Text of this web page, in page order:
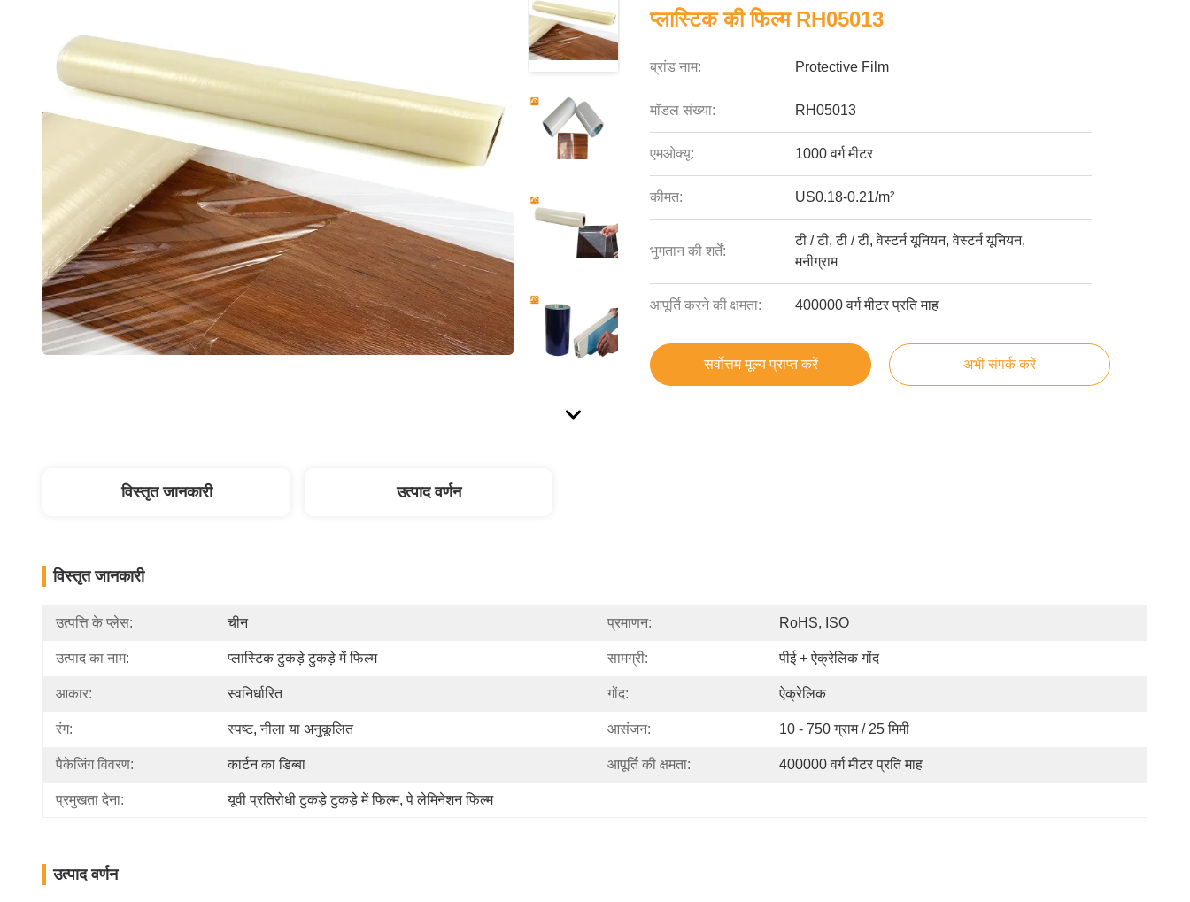
प्लास्टिक की फिल्म RH05013
ब्रांड नाम: Protective Film
मॉडल संख्या: RH05013
एमओक्यू: 1000 वर्ग मीटर
कीमत: US0.18-0.21/m²
भुगतान की शर्तें:
टी / टी, टी / टी, वेस्टर्न यूनियन, वेस्टर्न यूनियन,
मनीग्राम
आपूर्ति करने की क्षमता: 400000 वर्ग मीटर प्रति माह
सर्वोत्तम मूल्य प्राप्त करें अभी संपर्क करें
विस्तृत जानकारी उत्पाद वर्णन
विस्तृत जानकारी
उत्पत्ति के प्लेस: चीन प्रमाणन: RoHS, ISO
उत्पाद का नाम: प्लास्टिक टुकड़े टुकड़े में फिल्म सामग्री: पीई + ऐक्रेलिक गोंद
आकार: स्वनिर्धारित गोंद: ऐक्रेलिक
रंग: स्पष्ट, नीला या अनुकूलित आसंजन: 10 - 750 ग्राम / 25 मिमी
पैकेजिंग विवरण: कार्टन का डिब्बा आपूर्ति की क्षमता: 400000 वर्ग मीटर प्रति माह
प्रमुखता देना: यूवी प्रतिरोधी टुकड़े टुकड़े में फिल्म, पे लेमिनेशन फिल्म
उत्पाद वर्णन